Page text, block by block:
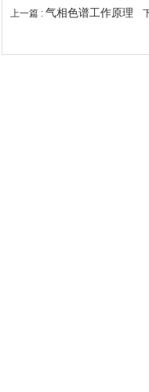
上一篇 : 气相色谱工作原理